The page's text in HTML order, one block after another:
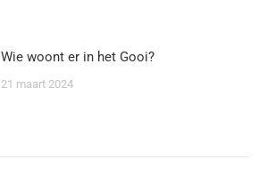
Wie woont er in het Gooi?
21 maart 2024